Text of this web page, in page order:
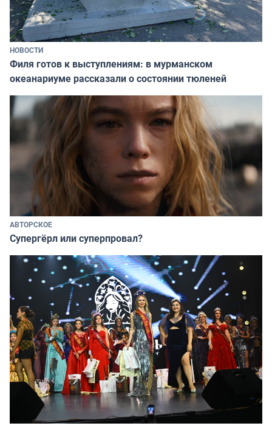
НОВОСТИ
Филя готов к выступлениям: в мурманском
океанариуме рассказали о состоянии тюленей
АВТОРСКОЕ
Супергёрл или суперпровал?